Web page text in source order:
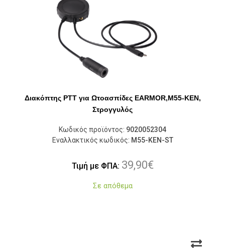
Διακόπτης PTT για Ωτοασπίδες EARMOR,M55-KEN,
Στρογγυλός
Κωδικός προϊόντος: 9020052304
Εναλλακτικός κωδικός: M55-KEN-ST
Τιμή με ΦΠΑ: 39,90€
Σε απόθεμα